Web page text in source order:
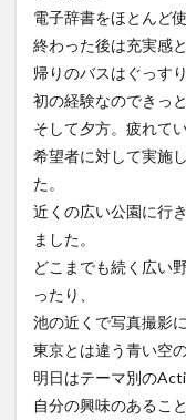
電子辞書をほとんど
終わった後は充実感
帰りのバスはぐっす
初の経験なのできっ
そして夕方。疲れて
希望者に対して実施
た。
近くの広い公園に行
ました。
どこまでも続く広い
ったり、
池の近くで写真撮影
東京とは違う青い空
明日はテーマ別の
自分の興味のあるこ